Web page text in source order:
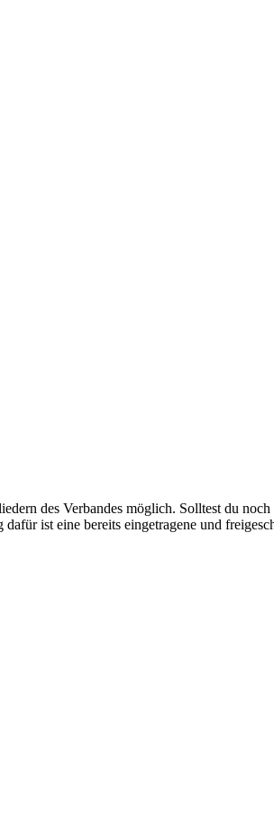
des Verbandes möglich. Solltest du
ist eine bereits eingetragene und